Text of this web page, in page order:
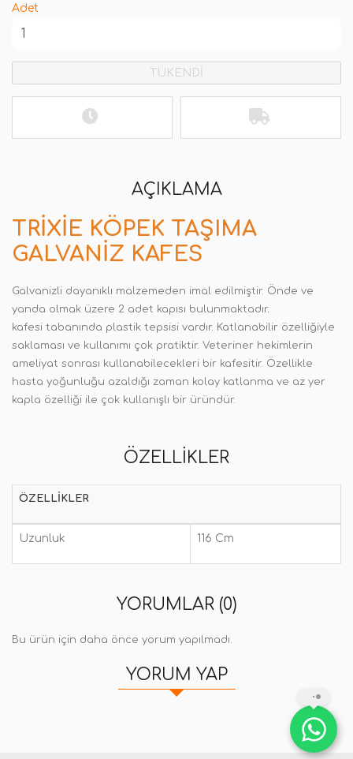
Adet
TÜKENDİ
AÇIKLAMA
TRIXIE KÖPEK TAŞIMA
GALVANIZ KAFES
Galvanizli dayanıklı malzemeden imal edilmiştir. Önde ve
yanda olmak üzere 2 adet kapısı bulunmaktadır.
kafesi tabanında plastik tepsisi vardır. Katlanabilir özelliğiyle
saklaması ve kullanımı çok pratiktir. Veteriner hekimlerin
ameliyat sonrası kullanabilecekleri bir kafesitir. Özellikle
hasta yoğunluğu azaldığı zaman kolay katlanma ve az yer
kapla özelliği ile çok kullanışlı bir üründür.
ÖZELLIKLER
ÖZELLIKLER
Uzunluk 116 Cm
YORUMLAR (0)
Bu ürün için daha önce yorum yapılmadı.
YORUM YAP